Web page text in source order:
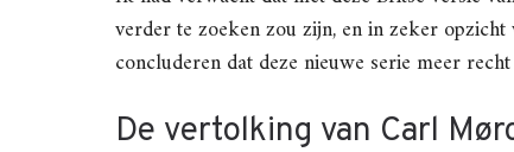
verder te zoeken zou zijn, en in zeker
concluderen dat deze nieuwe serie meer
De vertolking van Carl